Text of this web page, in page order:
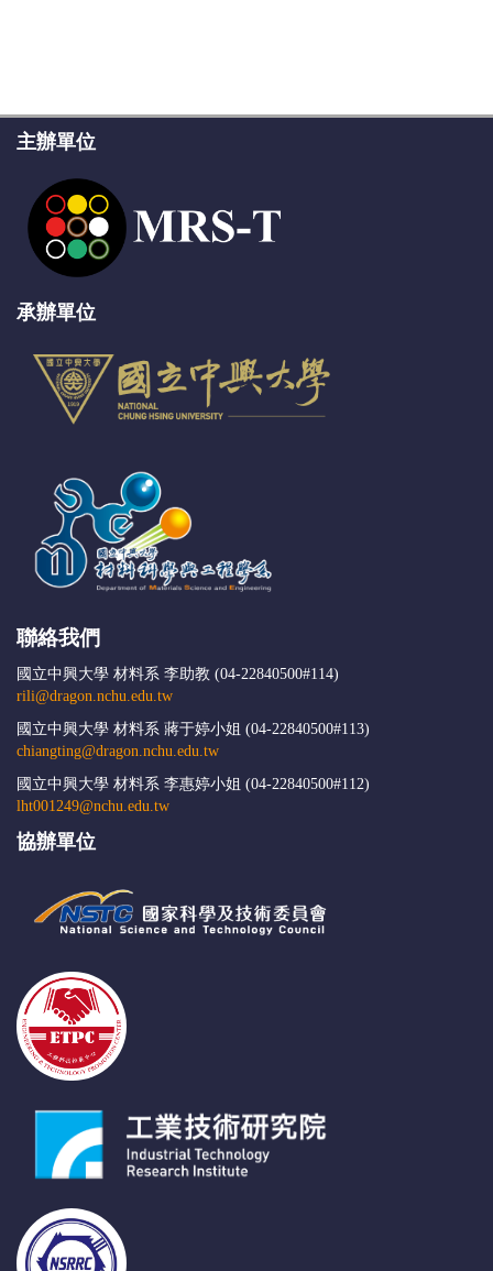
主辦單位
承辦單位
聯絡我們
國立中興大學 材料系 李助教 (04-22840500#114)
rili@dragon.nchu.edu.tw
國立中興大學 材料系 蔣于婷小姐 (04-22840500#113)
chiangting@dragon.nchu.edu.tw
國立中興大學 材料系 李惠婷小姐 (04-22840500#112)
lht001249@nchu.edu.tw
協辦單位